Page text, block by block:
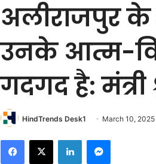
अलीराजपुर के
उनके आत्म-
गदगद है: मंत्री
HindTrends Desk1 March 10, 2025
Facebook
X LinkedInMessenger